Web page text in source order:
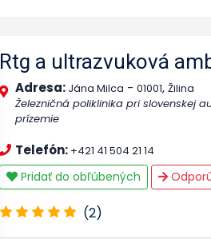
Rtg a ultrazvuková
Adresa: Jána Milca - 01001, Žilina
Železničná poliklinika pri slovenskej
prízemie
Telefón: +421 41 504 21 14
Pridať do obľúbených
(2)